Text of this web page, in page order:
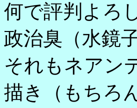
何で評判よろ
政治臭（水鏡
それもネアン
描き（もちろ